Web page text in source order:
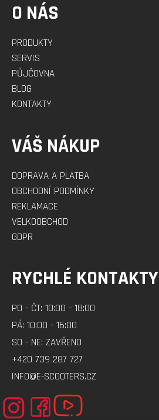
O NÁS
PRODUKTY
SERVIS
PŮJČOVNA
BLOG
KONTAKTY
VÁŠ NÁKUP
DOPRAVA A PLATBA
OBCHODNÍ PODMÍNKY
REKLAMACE
VELKOOBCHOD
GDPR
RYCHLÉ KONTAKTY
PO - ČT: 10:00 - 18:00
PÁ: 10:00 - 16:00
SO - NE: ZAVŘENO
+420 739 287 727
INFO@E-SCOOTERS.CZ